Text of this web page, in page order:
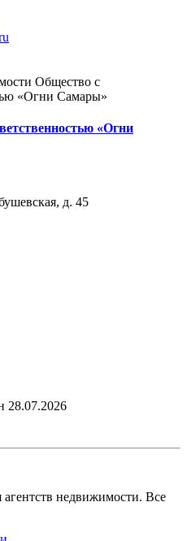
«Огни
д. 45
28.07.2026
недвижимости. Все